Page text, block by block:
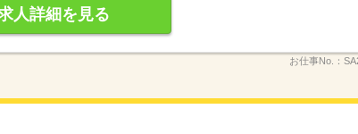
人詳細を見る
お仕事No.：